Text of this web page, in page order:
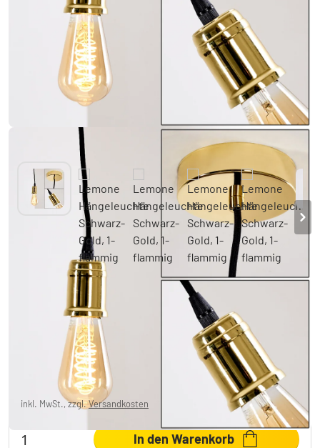
Lemone Hängeleuchte Schwarz-Gold, 1-
flammig
CHF 6.95
Sie sparenCHF 35.00
inkl. MwSt., zzgl.Versandkosten
In den Warenkorb